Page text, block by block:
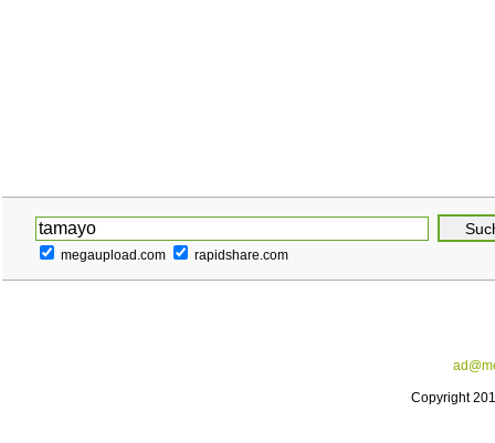
megaupload.com rapidshare.com
Copyright